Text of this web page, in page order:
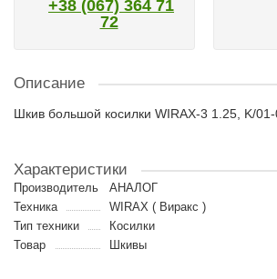
+38 (067) 364 71
72
Описание
Шкив большой косилки WIRAX-3 1.25, K/
Характеристики
Производитель
АНАЛОГ
Техника
WIRAX ( Виракс )
Тип техники
Косилки
Товар
Шкивы